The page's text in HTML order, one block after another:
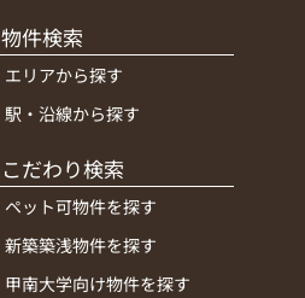
物件検索
エリアから探す
駅・沿線から探す
こだわり検索
ペット可物件を探す
新築築浅物件を探す
甲南大学向け物件を探す